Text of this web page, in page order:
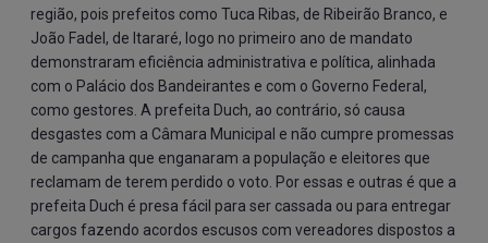
região, pois prefeitos como Tuca Ribas, de Ribeirão Branco, e
João Fadel, de Itararé, logo no primeiro ano de mandato
demonstraram eficiência administrativa e política, alinhada
com o Palácio dos Bandeirantes e com o Governo Federal,
como gestores. A prefeita Duch, ao contrário, só causa
desgastes com a Câmara Municipal e não cumpre promessas
de campanha que enganaram a população e eleitores que
reclamam de terem perdido o voto. Por essas e outras é que a
prefeita Duch é presa fácil para ser cassada ou para entregar
cargos fazendo acordos escusos com vereadores dispostos a